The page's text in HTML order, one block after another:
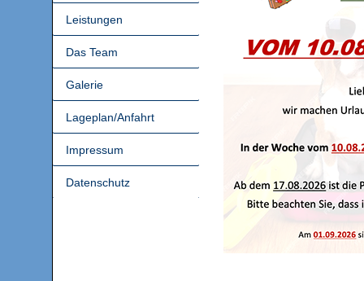
Leistungen
Das Team
Galerie
Lageplan/Anfahrt
Impressum
Datenschutz